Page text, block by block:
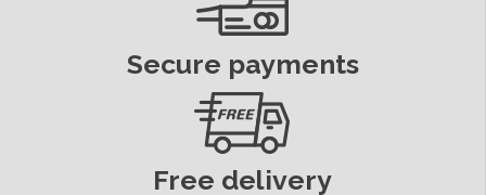
Secure payments
Free delivery